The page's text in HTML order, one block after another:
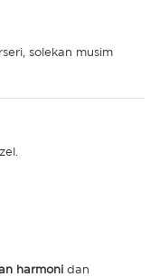
solekan musim
harmoni dan